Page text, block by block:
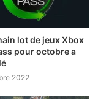
lot de jeux Xbox
pour octobre a
2022